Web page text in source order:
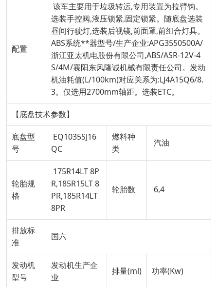
配置
该车主要用于垃圾转运,专用装置为拉臂钩。
选装手控阀,液压锁紧,固定锁紧。随底盘选装
昼间行驶灯,选装后视镜,前面罩,前组合灯具。
ABS系统**器型号/生产企业:APG3550500A/
浙江亚太机电股份有限公司,ABS/ASR-12V-4
S/4M/襄阳东风隆诚机械有限责任公司。发动
机油耗值(L/100km)对应关系为:LJ4A15Q6/8.
3。仅选用2700mm轴距。选装ETC。
【底盘技术参数】
底盘型
号
EQ1035SJ16
QC
燃料种
类
汽油
轮胎规
格
175R14LT 8P
R,185R15LT 8
PR,185R14LT
8PR
轮胎数 6,4
排放标
准
国六
发动机
型号
发动机生产企
业
排量(ml) 功率(Kw)